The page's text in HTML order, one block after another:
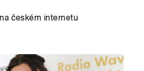
českém internetu